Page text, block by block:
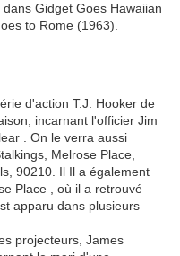
Gidget Goes Hawaiian
to Rome (1963).
d'action T.J. Hooker de
incarnant l'officier Jim
. On le verra aussi
Melrose Place,
90210. Il Il a également
Place , où il a retrouvé
apparu dans plusieurs
projecteurs, James